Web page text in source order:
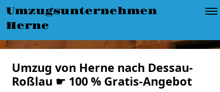
Umzugsunternehmen
Herne
Umzug von Herne nach Dessau-
Roßlau ☛ 100 % Gratis-Angebot